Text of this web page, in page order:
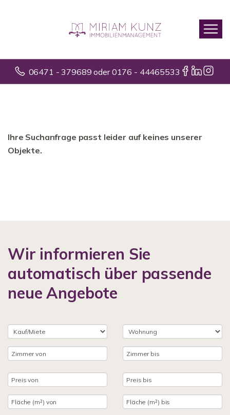
06471 - 379689 oder 0176 - 44465533
Ihre Suchanfrage passt leider auf keines unserer
Objekte.
Wir informieren Sie
automatisch über passende
neue Angebote